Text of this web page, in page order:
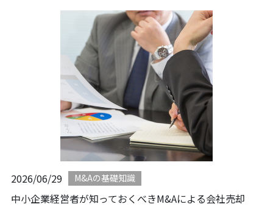
2026/06/29 M&Aの基礎知識
中小企業経営者が知っておくべきM&Aによる会社売却